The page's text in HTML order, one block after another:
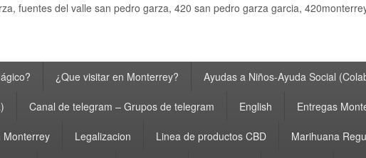
fuentes del valle san pedro garza, 420 san pedro garza garcia,
¿Que visitar en Monterrey? Ayudas a Niños-Ayuda Social
Canal de telegram – Grupos de telegram English Entregas
Monterrey Legalizacion Linea de productos CBD Marihuana